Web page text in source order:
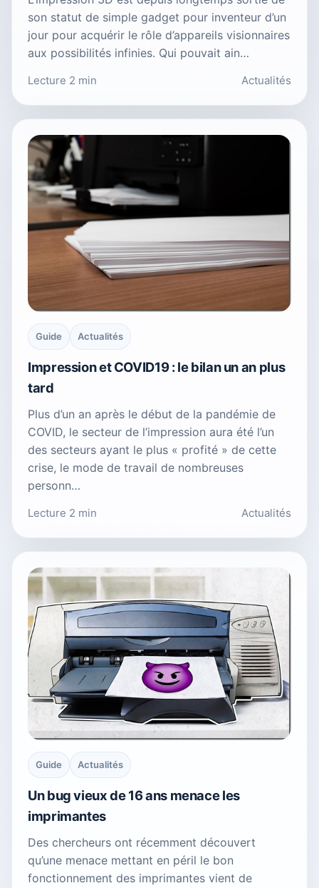
son statut de simple gadget pour inventeur d’un
jour pour acquérir le rôle d’appareils visionnaires
aux possibilités infinies. Qui pouvait ain…
Lecture 2 min Actualités
Guide Actualités
Impression et COVID19 : le bilan un an plus
tard
Plus d’un an après le début de la pandémie de
COVID, le secteur de l’impression aura été l’un
des secteurs ayant le plus « profité » de cette
crise, le mode de travail de nombreuses
personn…
Lecture 2 min Actualités
Guide Actualités
Un bug vieux de 16 ans menace les
imprimantes
Des chercheurs ont récemment découvert
qu’une menace mettant en péril le bon
fonctionnement des imprimantes vient de